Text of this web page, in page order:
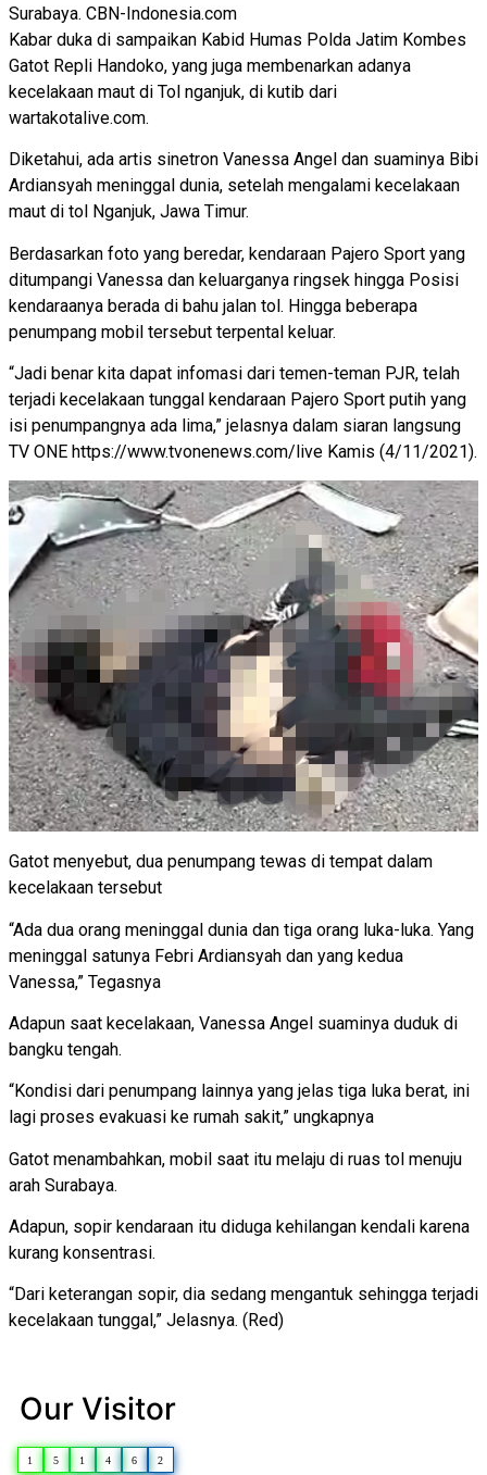
Surabaya. CBN-Indonesia.com
Kabar duka di sampaikan Kabid Humas Polda Jatim Kombes
Gatot Repli Handoko, yang juga membenarkan adanya
kecelakaan maut di Tol nganjuk, di kutib dari
wartakotalive.com.
Diketahui, ada artis sinetron Vanessa Angel dan suaminya Bibi
Ardiansyah meninggal dunia, setelah mengalami kecelakaan
maut di tol Nganjuk, Jawa Timur.
Berdasarkan foto yang beredar, kendaraan Pajero Sport yang
ditumpangi Vanessa dan keluarganya ringsek hingga Posisi
kendaraanya berada di bahu jalan tol. Hingga beberapa
penumpang mobil tersebut terpental keluar.
“Jadi benar kita dapat infomasi dari temen-teman PJR, telah
terjadi kecelakaan tunggal kendaraan Pajero Sport putih yang
isi penumpangnya ada lima,” jelasnya dalam siaran langsung
TV ONE https://www.tvonenews.com/live Kamis (4/11/2021).
Gatot menyebut, dua penumpang tewas di tempat dalam
kecelakaan tersebut
“Ada dua orang meninggal dunia dan tiga orang luka-luka. Yang
meninggal satunya Febri Ardiansyah dan yang kedua
Vanessa,” Tegasnya
Adapun saat kecelakaan, Vanessa Angel suaminya duduk di
bangku tengah.
“Kondisi dari penumpang lainnya yang jelas tiga luka berat, ini
lagi proses evakuasi ke rumah sakit,” ungkapnya
Gatot menambahkan, mobil saat itu melaju di ruas tol menuju
arah Surabaya.
Adapun, sopir kendaraan itu diduga kehilangan kendali karena
kurang konsentrasi.
“Dari keterangan sopir, dia sedang mengantuk sehingga terjadi
kecelakaan tunggal,” Jelasnya. (Red)
Our Visitor
1 5 1 4 6 2